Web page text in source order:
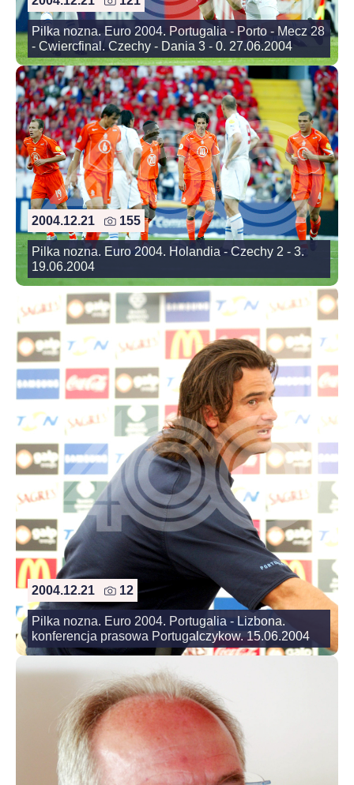
Pilka nozna. Euro 2004. Portugalia - Porto - Mecz 28
- Cwiercfinal. Czechy - Dania 3 - 0. 27.06.2004
2004.12.21 155
Pilka nozna. Euro 2004. Holandia - Czechy 2 - 3.
19.06.2004
2004.12.21 12
Pilka nozna. Euro 2004. Portugalia - Lizbona.
konferencja prasowa Portugalczykow. 15.06.2004